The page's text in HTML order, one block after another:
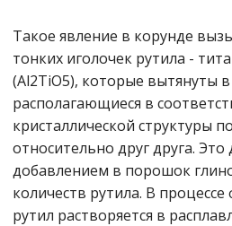
Такое явление в корунде
тонких иголочек рутила -
(Al2TiO5), которые вытянуты
располагающиеся в
кристаллической структуры
относительно друг друга. Это
добавлением в порошок
количеств рутила. В
рутил растворяется в